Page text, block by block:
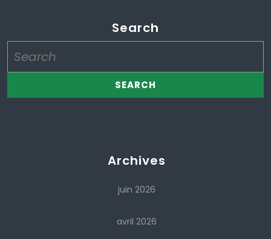
Search
for:
Archives
juin 2026
avril 2026